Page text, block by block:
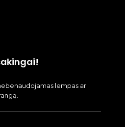
lempas ar